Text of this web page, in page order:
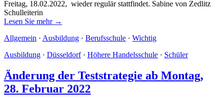
Freitag, 18.02.2022, wieder regulär stattfindet. Sabine von Zedlitz
Schulleiterin
Lesen Sie mehr →
Allgemein · Ausbildung · Berufsschule · Wichtig
Ausbildung · Düsseldorf· Höhere Handelsschule · Schüler
Änderung der Teststrategie ab Montag,
28. Februar 2022